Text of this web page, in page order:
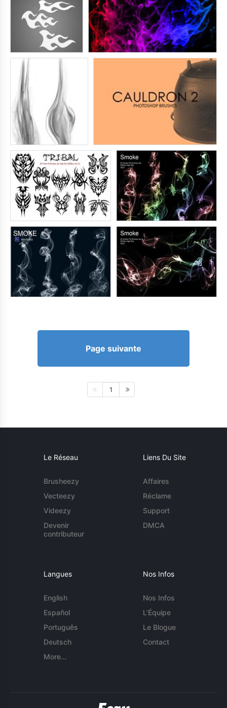
Page suivante
1
Le Réseau
Brusheezy
Vecteezy
Videezy
Devenir
contributeur
Liens Du Site
Affaires
Réclame
Support
DMCA
Langues
English
Español
Português
Deutsch
More...
Nos Infos
Nos Infos
L'Équipe
Le Blogue
Contact